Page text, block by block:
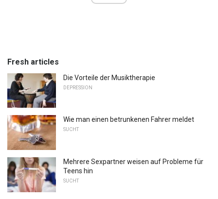
Fresh articles
Die Vorteile der Musiktherapie
DEPRESSION
Wie man einen betrunkenen Fahrer meldet
SUCHT
Mehrere Sexpartner weisen auf Probleme für
Teens hin
SUCHT